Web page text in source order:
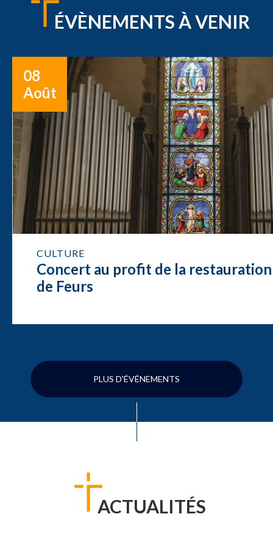
ÉVÈNEMENTS À VENIR
08
Août
CULTURE
Concert au profit de la restauration
de Feurs
PLUS D'ÉVÉNEMENTS
ACTUALITÉS